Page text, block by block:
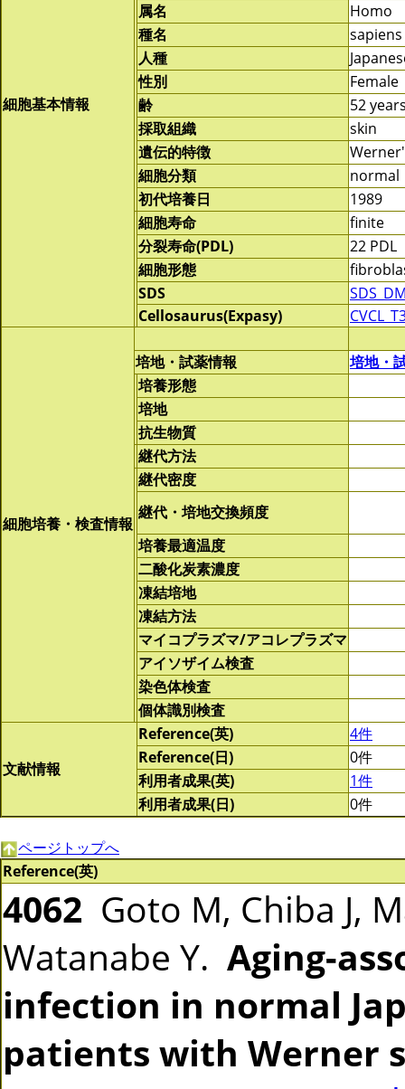
細胞基本情報
属名
Homo
種名
sapiens
人種
性別
Female
齢
52
採取組織
skin
遺伝的特徴
細胞分類
normal
初代培養日
1989
細胞寿命
finite
分裂寿命(PDL)
22 PDL
細胞形態
SDS
Cellosaurus(Expasy)
細胞培養・検査情報
培地・試薬情報
培地・
培養形態
培地
抗生物質
継代方法
継代密度
継代・培地交換頻度
培養最適温度
二酸化炭素濃度
凍結培地
凍結方法
マイコプラズマ/アコレプラズマ
アイソザイム検査
染色体検査
個体識別検査
文献情報
Reference(英)
4件
Reference(日)
0件
利用者成果(英)
1件
利用者成果(日)
0件
ページトップへ
Reference(英)
4062 Goto M, Chiba J,
Watanabe Y. Aging-
infection in normal
patients with Werner